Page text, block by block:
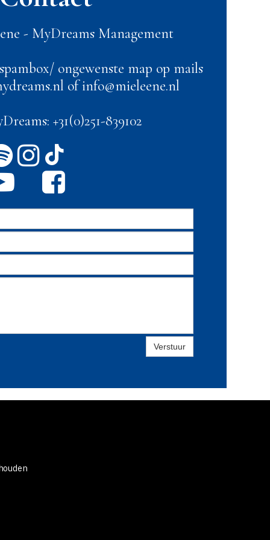
- MyDreams Management
ongewenste map op mails
of info@mieleene.nl
+31(0)251-839102
 

Verstuur